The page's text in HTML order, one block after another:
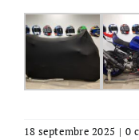
18 septembre 2025 | 0